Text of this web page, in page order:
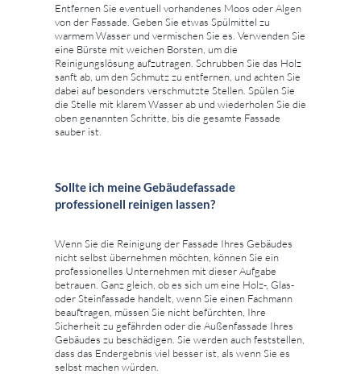
Entfernen Sie eventuell vorhandenes Moos oder Algen
von der Fassade. Geben Sie etwas Spülmittel zu
warmem Wasser und vermischen Sie es. Verwenden Sie
eine Bürste mit weichen Borsten, um die
Reinigungslösung aufzutragen. Schrubben Sie das Holz
sanft ab, um den Schmutz zu entfernen, und achten Sie
dabei auf besonders verschmutzte Stellen. Spülen Sie
die Stelle mit klarem Wasser ab und wiederholen Sie die
oben genannten Schritte, bis die gesamte Fassade
sauber ist.
Sollte ich meine Gebäudefassade
professionell reinigen lassen?
Wenn Sie die Reinigung der Fassade Ihres Gebäudes
nicht selbst übernehmen möchten, können Sie ein
professionelles Unternehmen mit dieser Aufgabe
betrauen. Ganz gleich, ob es sich um eine Holz-, Glas-
oder Steinfassade handelt, wenn Sie einen Fachmann
beauftragen, müssen Sie nicht befürchten, Ihre
Sicherheit zu gefährden oder die Außenfassade Ihres
Gebäudes zu beschädigen. Sie werden auch feststellen,
dass das Endergebnis viel besser ist, als wenn Sie es
selbst machen würden.